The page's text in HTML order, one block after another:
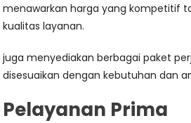
menawarkan harga yang kompetitif
kualitas layanan.
juga menyediakan berbagai paket
disesuaikan dengan kebutuhan dan
Pelayanan Prima